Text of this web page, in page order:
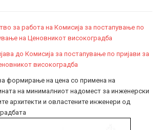
за работа на Комисија за постапување по
на Ценовникот високоградба
до Комисија за постапување по пријави за
високоградба
формирање на цена со примена на
на минималниот надомест за инженерски
архитекти и овластените инженери од